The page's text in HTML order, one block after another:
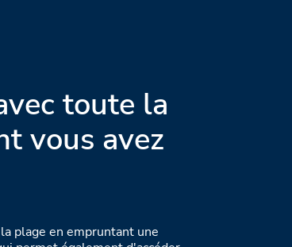
toute la
vous avez
plage en empruntant une